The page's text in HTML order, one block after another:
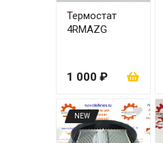
Термостат
4RMAZG
1 000 ₽
NEW